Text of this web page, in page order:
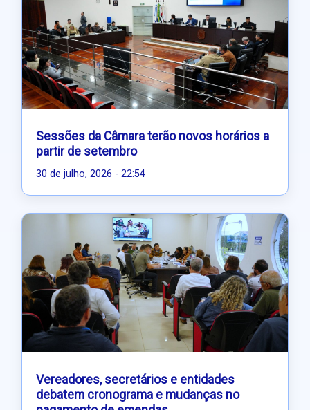
Sessões da Câmara terão novos horários a
partir de setembro
30 de julho, 2026 - 22:54
Vereadores, secretários e entidades
debatem cronograma e mudanças no